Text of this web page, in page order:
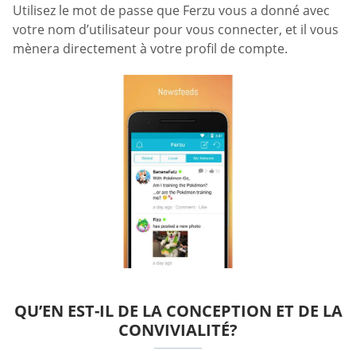
Utilisez le mot de passe que Ferzu vous a donné avec
votre nom d’utilisateur pour vous connecter, et il vous
mènera directement à votre profil de compte.
QU’EN EST-IL DE LA CONCEPTION ET DE LA
CONVIVIALITÉ?